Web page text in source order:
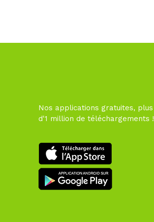
Nos applications gratuites, plus
d'1 million de téléchargements !